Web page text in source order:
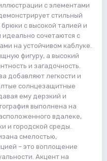
с элементами
стильный
с высокой талией и
сочетаются с
на устойчивом каблуке.
фигуру, а высокий
и загадочность.
добавляют легкости и
солнцезащитные
ему дерзкий и
выполнена на
вдалеке,
и городской среды.
смелостью,
– это воплощение
Акцент на